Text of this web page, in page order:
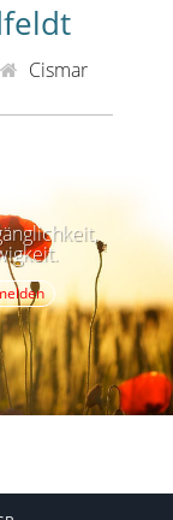
Cismar